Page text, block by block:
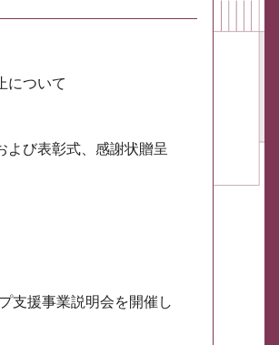
について
よび表彰式、感謝状贈呈
支援事業説明会を開催し